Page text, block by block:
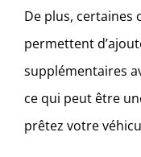
De plus, certaines
permettent
supplémentaires
ce qui peut être
prêtez votre